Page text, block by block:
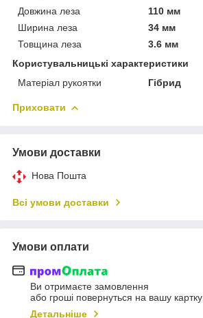
Довжина леза
110 мм
Ширина леза
34 мм
Товщина леза
3.6 мм
Користувальницькі характеристики
Матеріал рукоятки
Гібрид
Приховати
Умови доставки
Нова Пошта
Всі умови доставки
Умови оплати
Ви отримаєте замовлення
або гроші повернуться на вашу картку
Детальніше